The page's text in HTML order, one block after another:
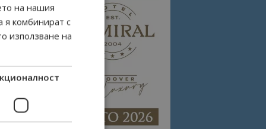
на нашия
я комбинират с
използване на